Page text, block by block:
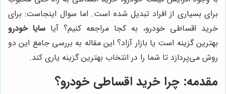
برای بسیاری از افراد تبدیل شده است. اما سوال اینجاست: برای
خرید اقساطی خودرو، به کجا مراجعه کنیم؟ آیا سایا خودرو
بهترین گزینه است یا بازار آزاد؟ این مقاله به بررسی جامع این دو
روش می‌پردازد تا شما را در انتخاب بهترین گزینه یاری کند.
مقدمه: چرا خرید اقساطی خودرو؟